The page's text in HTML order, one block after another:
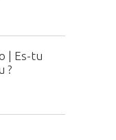
| Es-tu
?